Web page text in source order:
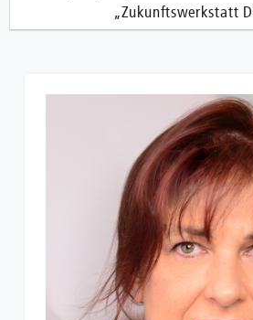
„Zukunftswerkstatt